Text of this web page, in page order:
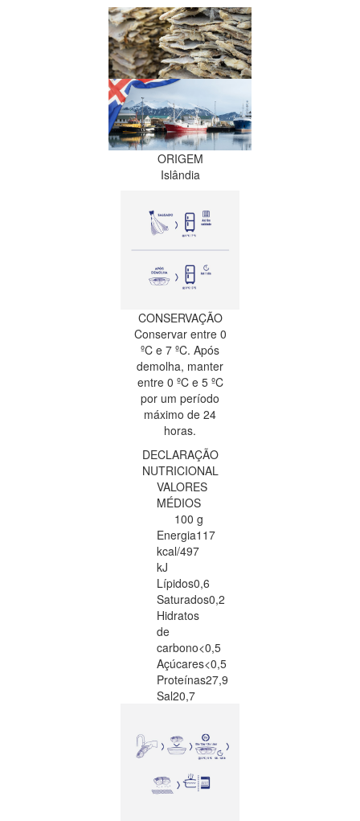
ORIGEM
Islândia
CONSERVAÇÃO
Conservar entre 0
ºC e 7 ºC. Após
demolha, manter
entre 0 ºC e 5 ºC
por um período
máximo de 24
horas.
DECLARAÇÃO
NUTRICIONAL
VALORES
MÉDIOS
100 g
Energia117
kcal/497
kJ
Lípidos0,6
Saturados0,2
Hidratos
de
carbono<0,5
Açúcares<0,5
Proteínas27,9
Sal20,7